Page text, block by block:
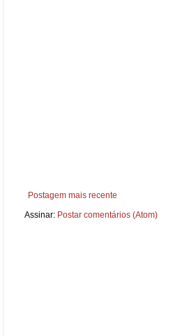
Postagem mais recente
Assinar: Postar comentários (Atom)